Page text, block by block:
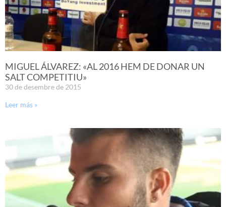
MIGUEL ÁLVAREZ: «AL 2016 HEM DE DONAR UN
SALT COMPETITIU»
30 de desembre de 2015
Leer más »